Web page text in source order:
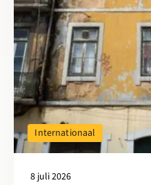
8 juli 2026
Internationaal